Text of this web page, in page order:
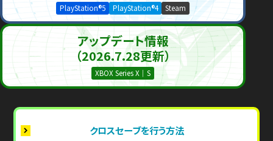
PlayStation®5 PlayStation®4 Steam
アップデート情報
（2026.7.28更新）
XBOX Series X｜S
クロスセーブを行う方法